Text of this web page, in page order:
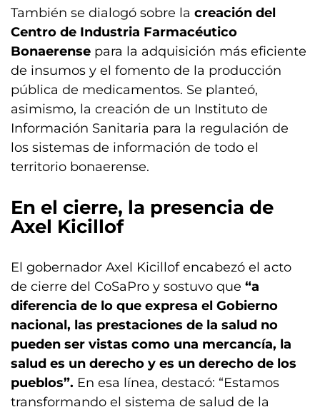
También se dialogó sobre la creación del
Centro de Industria Farmacéutico
Bonaerense para la adquisición más eficiente
de insumos y el fomento de la producción
pública de medicamentos. Se planteó,
asimismo, la creación de un Instituto de
Información Sanitaria para la regulación de
los sistemas de información de todo el
territorio bonaerense.
En el cierre, la presencia de
Axel Kicillof
El gobernador Axel Kicillof encabezó el acto
de cierre del CoSaPro y sostuvo que “a
diferencia de lo que expresa el Gobierno
nacional, las prestaciones de la salud no
pueden ser vistas como una mercancía, la
salud es un derecho y es un derecho de los
pueblos”. En esa línea, destacó: “Estamos
transformando el sistema de salud de la